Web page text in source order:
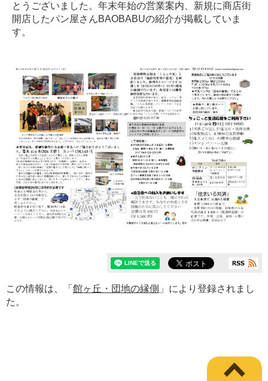
とうございました。年末年始の営業案内、新規に商店街
開店したパン屋さんBAOBABUの紹介が掲載していま
す。
この情報は、「 館ヶ丘・団地の縁側 」により登録されまし
た。